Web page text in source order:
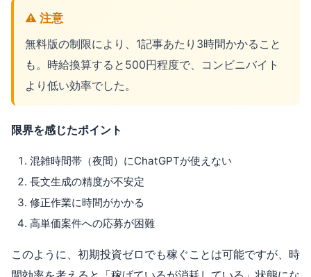
⚠️ 注意
無料版の制限により、1記事あたり3時間かかること
も。時給換算すると500円程度で、コンビニバイト
より低い効率でした。
限界を感じたポイント
混雑時間帯（夜間）にChatGPTが使えない
長文生成の精度が不安定
修正作業に時間がかかる
高単価案件への応募が困難
このように、初期投資ゼロでも稼ぐことは可能ですが、時